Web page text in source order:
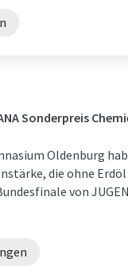
Sonderpreis
Oldenburg
die ohne Erdöl
von